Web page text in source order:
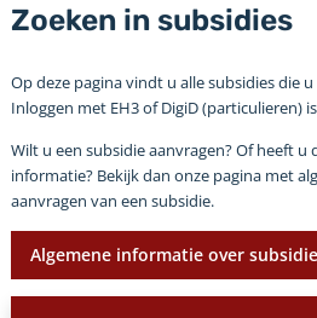
Zoeken in subsidies
Op deze pagina vindt u alle subsidies die
Inloggen met EH3 of DigiD (particulieren)
Wilt u een subsidie aanvragen? Of heeft u
informatie? Bekijk dan onze pagina met
aanvragen van een subsidie.
Algemene informatie over